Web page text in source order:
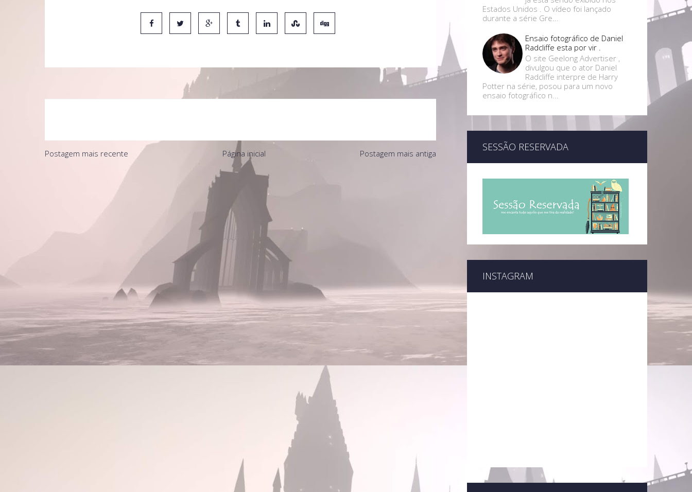
Postagem mais recente Postagem mais antiga
Página inicial
Estados Unidos . O vídeo foi lançado
durante a série Gre...
Ensaio fotográfico de Daniel
Radcliffe esta por vir .
O site Geelong Advertiser ,
divulgou que o ator Daniel
Radcliffe interpre de Harry
Potter na série, posou para um novo
ensaio fotográfico n...
SESSÃO RESERVADA
INSTAGRAM